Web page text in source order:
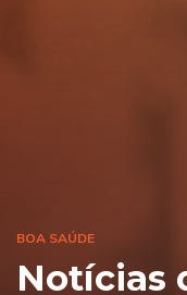
BOA SAÚDE
Notícias